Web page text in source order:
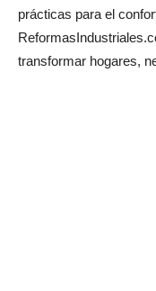
prácticas para el
transformar hogares,